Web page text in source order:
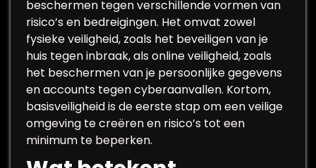
beschermen tegen verschillende vormen van
risico’s en bedreigingen. Het omvat zowel
fysieke veiligheid, zoals het beveiligen van je
huis tegen inbraak, als online veiligheid, zoals
het beschermen van je persoonlijke gegevens
en accounts tegen cyberaanvallen. Kortom,
basisveiligheid is de eerste stap om een veilige
omgeving te creëren en risico’s tot een
minimum te beperken.